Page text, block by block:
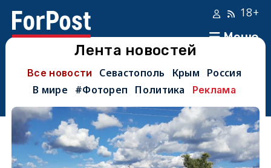
Меню
18+
Лента новостей
Все новости Севастополь Крым
Россия
В мире
#Фотореп Политика Реклама